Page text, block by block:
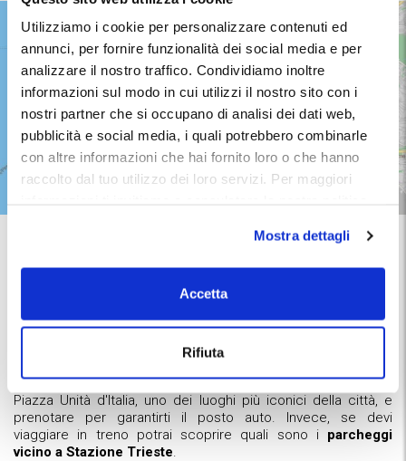
Utilizziamo i cookie per personalizzare contenuti ed
annunci, per fornire funzionalità dei social media e per
analizzare il nostro traffico. Condividiamo inoltre
informazioni sul modo in cui utilizzi il nostro sito con i
nostri partner che si occupano di analisi dei dati web,
pubblicità e social media, i quali potrebbero combinarle
con altre informazioni che hai fornito loro o che hanno
raccolto dal tuo utilizzo dei loro servizi. Per maggiori
Mostra dettagli
Accetta
Rifiuta
Se stai cercando un parcheggio coperto a Trieste o un
La mappa di MyParking fornisce informazioni precise sulla
collocazione dei parcheggi a Trieste e consente di calcolare
per raggiungerli o per raggiungere la
scoprire in pochi click dove parcheggiare a Trieste vicino a
Piazza Unità d'Italia, uno dei luoghi più iconici della città, e
prenotare per garantirti il posto auto. Invece, se devi
viaggiare in treno potrai scoprire quali sono i parcheggi
vicino a Stazione Trieste.